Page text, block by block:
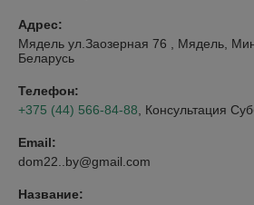
Адрес:
Мядель ул.Заозерная 76 , Мядель,
Беларусь
Телефон:
+375 (44) 566-84-88 , Консультация
Email:
dom22..by@gmail.com
Название: